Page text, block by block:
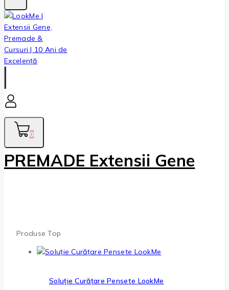
0
PREMADE Extensii Gene
Produse Top
Soluție Curățare Pensete LookMe